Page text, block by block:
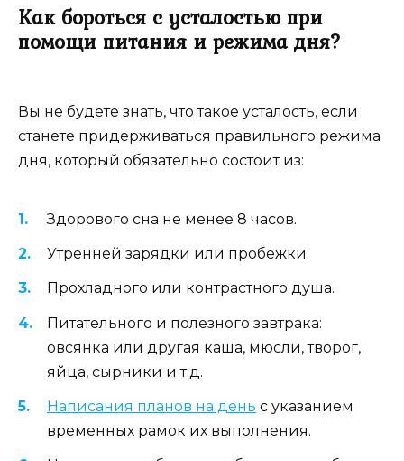
Как бороться с усталостью при
помощи питания и режима дня?
Вы не будете знать, что такое усталость, если
станете придерживаться правильного режима
дня, который обязательно состоит из:
Здорового сна не менее 8 часов.
Утренней зарядки или пробежки.
Прохладного или контрастного душа.
Питательного и полезного завтрака:
овсянка или другая каша, мюсли, творог,
яйца, сырники и т.д.
Написания планов на день с указанием
временных рамок их выполнения.